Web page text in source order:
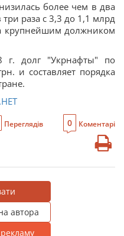
более чем в два
три раза с 3,3 до 1,1 млрд
крупнейшим должником
г. долг "Укрнафты" по
и составляет порядка
Переглядів 0 Коментарі
автора